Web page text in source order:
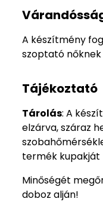
A készítmény
szoptató nőknek
Tájékoztató
Tárolás: A
elzárva, száraz
termék kupakját
Minőségét
doboz alján!